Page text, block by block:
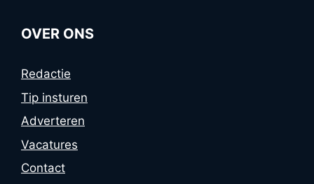
OVER ONS
Redactie
Tip insturen
Adverteren
Vacatures
Contact